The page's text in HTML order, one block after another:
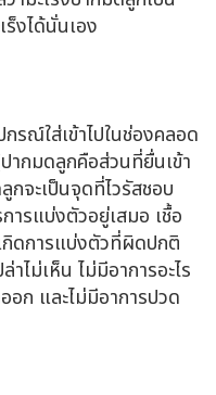
ร็งได้นั่นเอง
รณ์ใส่เข้าไปในช่องคลอด
กมดลูกคือส่วนที่ยื่นเข้า
กจะเป็นจุดที่ไวรัสชอบ
ารแบ่งตัวอยู่เสมอ เชื้อ
กิดการแบ่งตัวที่ผิดปกติ
ไม่เห็น ไม่มีอาการอะไร
ก และไม่มีอาการปวด